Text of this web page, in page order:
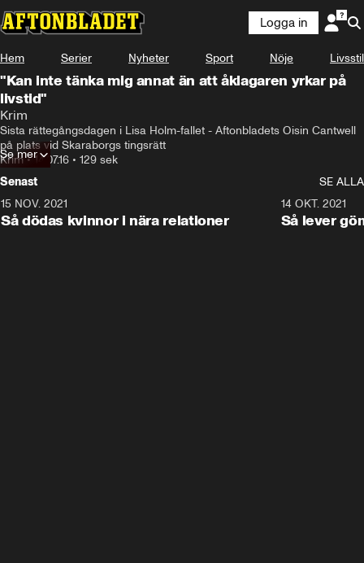
Logga in
Hem Serier Nyheter Sport Nöje Livsstil
"Kan inte tänka mig annat än att åklagaren yrkar på
livstid"
Krim
Sista rättegångsdagen i Lisa Holm-fallet - Aftonbladets Oisin Cantwell
på plats vid Skaraborgs tingsrätt
Krim•14.07.16 • 129 sek
Se mer
Senast
SE ALLA
15 NOV. 2021
Så dödas kvinnor i nära relationer
14 OKT. 2021
Så lever